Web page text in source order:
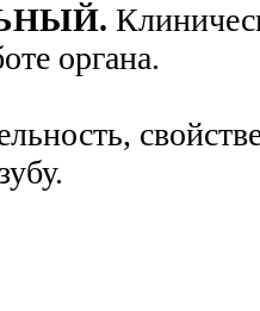
органа.